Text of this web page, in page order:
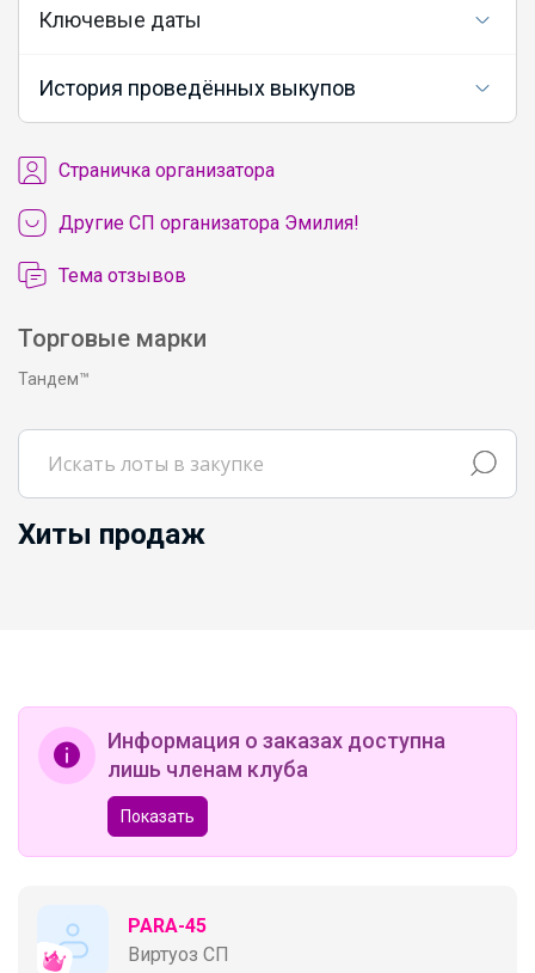
Ключевые даты
История проведённых выкупов
Cтраничка организатора
Другие СП организатора Эмилия!
Тема отзывов
Торговые марки
Тандем™
Хиты продаж
Информация о заказах доступна
лишь членам клуба
Показать
PARA-45
Виртуоз СП